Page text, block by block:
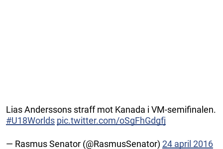
Lias Anderssons straff mot Kanada i VM-semifinalen.
#U18Worlds pic.twitter.com/oSgFhGdgfj
— Rasmus Senator (@RasmusSenator) 24 april 2016